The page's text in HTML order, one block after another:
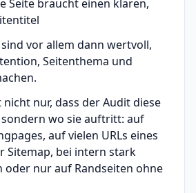
Seite braucht einen klaren,
vor allem dann wertvoll,
Seitenthema und
nur, dass der Audit diese
wo sie auftritt: auf
auf vielen URLs eines
Sitemap, bei intern stark
oder nur auf Randseiten ohne